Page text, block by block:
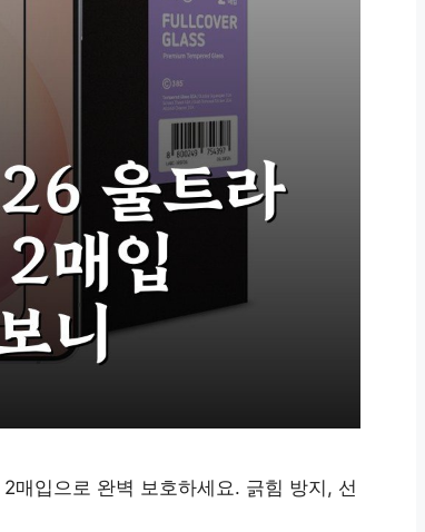
입으로 완벽 보호하세요. 긁힘 방지, 선